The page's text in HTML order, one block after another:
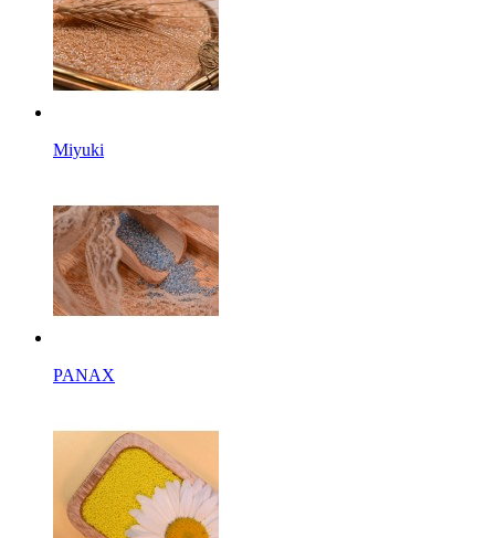
Miyuki
PANAX